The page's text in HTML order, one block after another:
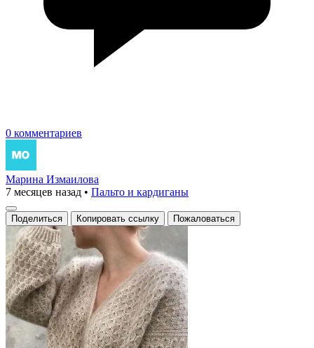
0 комментариев
Марина Измаилова
7 месяцев назад • Пальто и кардиганы
Поделиться Копировать ссылку Пожаловаться